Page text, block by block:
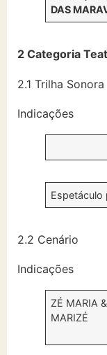
DAS
2 Categoria
2.1 Trilha Sonora
Indicações
2.2 Cenário
Indicações
ZÉ MARIA &
MARIZÉ